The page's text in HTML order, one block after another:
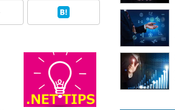
ブログ